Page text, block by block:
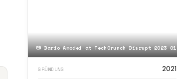
📷Dario Amodei at TechCrunch Disrupt 2023 01
GRÜNDUNG 2021